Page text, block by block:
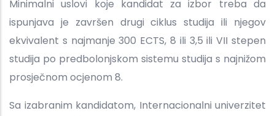
Minimalni uslovi koje kandidat za izbor treba da
ispunjava je završen drugi ciklus studija ili njegov
ekvivalent s najmanje 300 ECTS, 8 ili 3,5 ili VII stepen
studija po predbolonjskom sistemu studija s najnižom
prosječnom ocjenom 8.
Sa izabranim kandidatom, Internacionalni univerzitet